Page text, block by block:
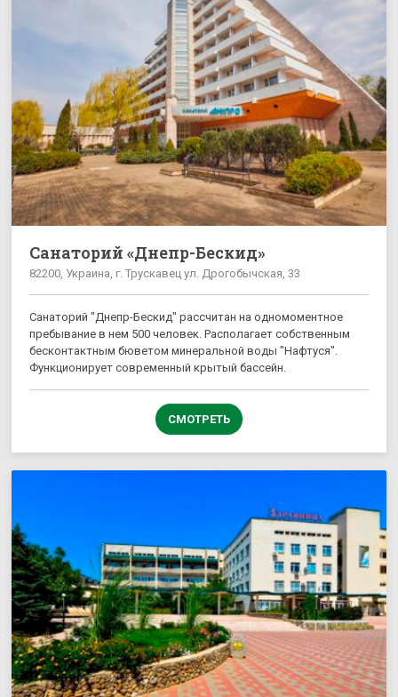
Санаторий «Днепр-Бескид»
82200, Украина, г. Трускавец ул. Дрогобычская, 33
Санаторий "Днепр-Бескид" рассчитан на одномоментное
пребывание в нем 500 человек. Располагает собственным
бесконтактным бюветом минеральной воды "Нафтуся".
Функционирует современный крытый бассейн.
СМОТРЕТЬ